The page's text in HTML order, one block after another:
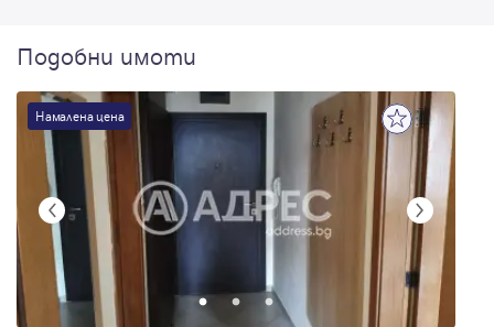
Подобни имоти
Намалена цена